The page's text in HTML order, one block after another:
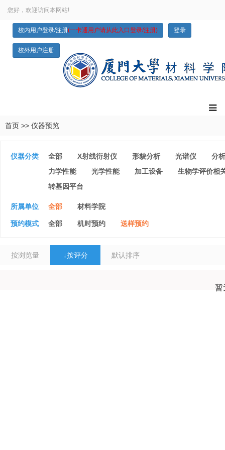
您好，欢迎访问本网站!
校内用户登录/注册(一卡通用户请从此入口登录/注册) 登录
校外用户注册
首页 >> 仪器预览
仪器分类 全部 X射线衍射仪 形貌分析 光谱仪
分
力学性能
光学性能 加工设备
生物学评价相
转基因平台
所属单位 全部 材料学院
预约模式 全部 机时预约 送样预约
按浏览量 ↓按评分 默认排序
暂